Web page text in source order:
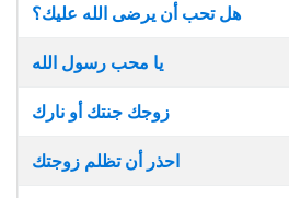
هل تحب أن يرضى الله عليك؟
يا محب رسول الله
زوجك جنتك أو نارك
احذر أن تظلم زوجتك